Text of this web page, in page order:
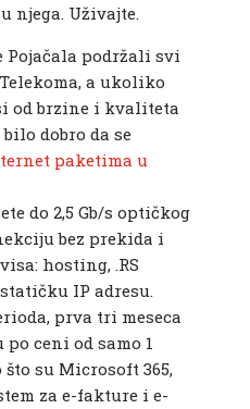
njega. Uživajte.
Pojačala podržali svi
a ukoliko
od brzine i kvaliteta
dobro da se
paketima u
do 2,5 Gb/s optičkog
bez prekida i
hosting, .RS
IP adresu.
prva tri meseca
ceni od samo 1
su Microsoft 365,
za e-fakture i e-